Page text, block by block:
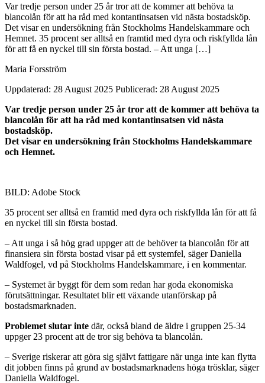
Var tredje person under 25 år tror att de kommer att behöva ta
blancolån för att ha råd med kontantinsatsen vid nästa bostadsköp.
Det visar en undersökning från Stockholms Handelskammare och
Hemnet. 35 procent ser alltså en framtid med dyra och riskfyllda lån
för att få en nyckel till sin första bostad. – Att unga […]
Maria Forsström
Uppdaterad: 28 August 2025 Publicerad: 28 August 2025
Var tredje person under 25 år tror att de kommer att behöva ta
blancolån för att ha råd med kontantinsatsen vid nästa
bostadsköp.
Det visar en undersökning från Stockholms Handelskammare
och Hemnet.
BILD: Adobe Stock
35 procent ser alltså en framtid med dyra och riskfyllda lån för att få
en nyckel till sin första bostad.
– Att unga i så hög grad uppger att de behöver ta blancolån för att
finansiera sin första bostad visar på ett systemfel, säger Daniella
Waldfogel, vd på Stockholms Handelskammare, i en kommentar.
– Systemet är byggt för dem som redan har goda ekonomiska
förutsättningar. Resultatet blir ett växande utanförskap på
bostadsmarknaden.
Problemet slutar inte där, också bland de äldre i gruppen 25-34
uppger 23 procent att de tror sig behöva ta blancolån.
– Sverige riskerar att göra sig självt fattigare när unga inte kan flytta
dit jobben finns på grund av bostadsmarknadens höga trösklar, säger
Daniella Waldfogel.